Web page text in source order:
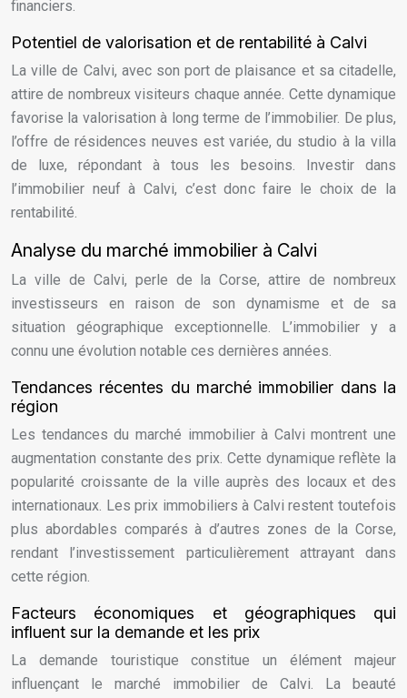
financiers.
Potentiel de valorisation et de rentabilité à Calvi
La ville de Calvi, avec son port de plaisance et sa citadelle,
attire de nombreux visiteurs chaque année. Cette dynamique
favorise la valorisation à long terme de l’immobilier. De plus,
l’offre de résidences neuves est variée, du studio à la villa
de luxe, répondant à tous les besoins. Investir dans
l’immobilier neuf à Calvi, c’est donc faire le choix de la
rentabilité.
Analyse du marché immobilier à Calvi
La ville de Calvi, perle de la Corse, attire de nombreux
investisseurs en raison de son dynamisme et de sa
situation géographique exceptionnelle. L’immobilier y a
connu une évolution notable ces dernières années.
Tendances récentes du marché immobilier dans la
région
Les tendances du marché immobilier à Calvi montrent une
augmentation constante des prix. Cette dynamique reflète la
popularité croissante de la ville auprès des locaux et des
internationaux. Les prix immobiliers à Calvi restent toutefois
plus abordables comparés à d’autres zones de la Corse,
rendant l’investissement particulièrement attrayant dans
cette région.
Facteurs économiques et géographiques qui
influent sur la demande et les prix
La demande touristique constitue un élément majeur
influençant le marché immobilier de Calvi. La beauté